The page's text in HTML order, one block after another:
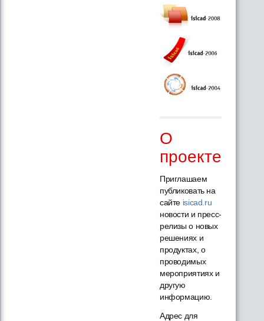
О
проекте
Приглашаем
публиковать на
сайте isicad.ru
новости и пресс-
релизы о новых
решениях и
продуктах, о
проводимых
мероприятиях и
другую
информацию.
Адрес для